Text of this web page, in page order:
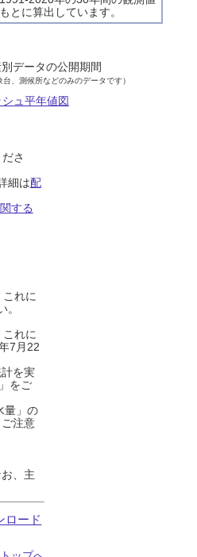
とに算出しています。
データの公開期間
台、測候所などのみのデータです）
シュ平年値図
さ
細は配
する
れに
れに
7月22
を実
」をご
量」の
注意
、主
ロード